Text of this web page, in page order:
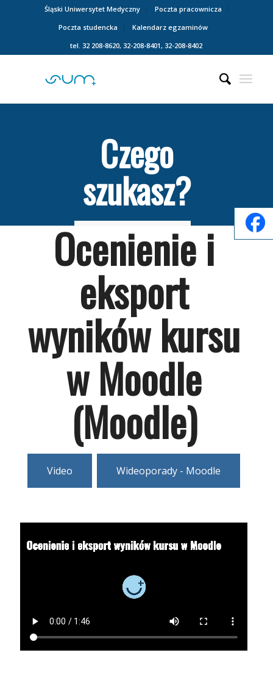
Śląski Uniwersytet Medyczny
Poczta pracownicza
Poczta studencka
Kalendarz egzaminów
tel. 32 208-8620, 32-208-8401, 32-208-8402
Czego
szukasz?
Search
for:
Ocenienie i
eksport
wyników kursu
w Moodle
(Moodle)
Video Wideoporady - Moodle